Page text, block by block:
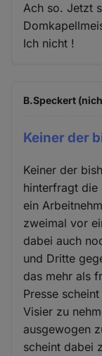
Ach so. Jetzt
Ich nicht !
B.Speckert
Keiner der
Keiner der
hinterfragt die
ein
zweimal vor
dabei auch
und Dritte
das mehr als
Presse
Visier zu
ausgewogen
scheint dabei